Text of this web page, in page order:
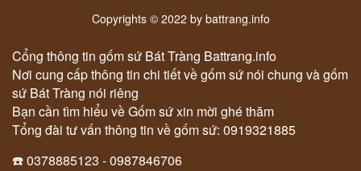
Copyrights © 2022 by battrang.info
Cổng thông tin gốm sứ Bát Tràng Battrang.info
Nơi cung cấp thông tin chi tiết về gốm sứ nói chung và gốm
sứ Bát Tràng nói riêng
Bạn cần tìm hiểu về Gốm sứ xin mời ghé thăm
Tổng đài tư vấn thông tin về gốm sứ: 0919321885
☎️ 0378885123 - 0987846706